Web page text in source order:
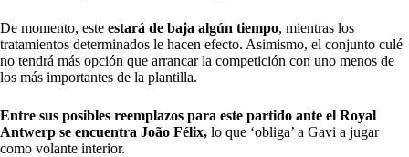
De momento, este estará de baja algún tiempo, mientras los
tratamientos determinados le hacen efecto. Asimismo, el conjunto culé
no tendrá más opción que arrancar la competición con uno menos de
los más importantes de la plantilla.
Entre sus posibles reemplazos para este partido ante el Royal
Antwerp se encuentra João Félix, lo que ‘obliga’ a Gavi a jugar
como volante interior.